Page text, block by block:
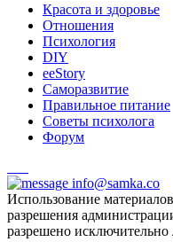
Красота и здоровье
Отношения
Психология
DIY
ееStory
Саморазвитие
Правильное питание
Советы психолога
Форум
info@samka.co
Использование
разрешения
разрешено